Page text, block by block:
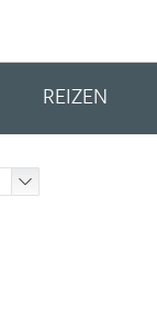
REIZEN